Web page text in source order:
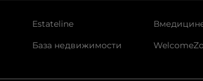
Estateline
База недвижимости